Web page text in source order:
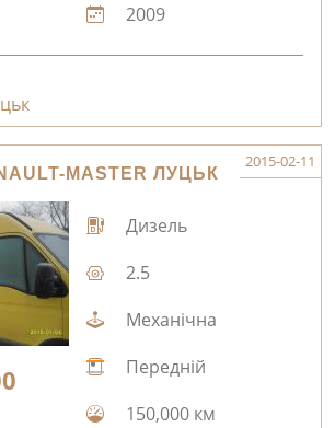
2009
MASTER ЛУЦЬК
2015-02-11
Дизель
2.5
Механічна
Передній
150,000 км